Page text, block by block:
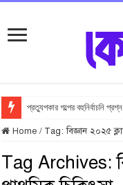
প্রত্যুপকার গল্পের বহুনির্বাচনি
Home / Tag:বিজ্ঞান ২০২৫
Tag Archives: